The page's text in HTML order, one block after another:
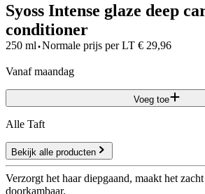
Syoss Intense glaze deep
conditioner
250 ml·Normale prijs per LT € 29,96
vanaf maandag
Voeg toe
Alle Taft
Bekijk alle producten
Verzorgt het haar diepgaand, maakt het
doorkambaar.